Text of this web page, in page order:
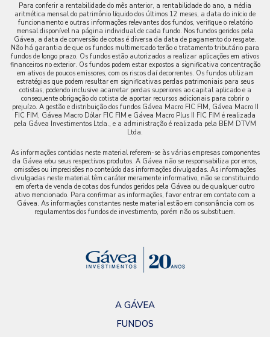
Para conferir a rentabilidade do mês anterior, a rentabilidade do ano, a média
aritmética mensal do patrimônio líquido dos últimos 12 meses, a data do início de
funcionamento e outras informações relevantes dos fundos, verifique o relatório
mensal disponível na página individual de cada fundo. Nos fundos geridos pela
Gávea, a data de conversão de cotas é diversa da data de pagamento do resgate.
Não há garantia de que os fundos multimercado terão o tratamento tributário para
fundos de longo prazo. Os fundos estão autorizados a realizar aplicações em ativos
financeiros no exterior. Os fundos podem estar expostos a significativa concentração
em ativos de poucos emissores, com os riscos daí decorrentes. Os fundos utilizam
estratégias que podem resultar em significativas perdas patrimoniais para seus
cotistas, podendo inclusive acarretar perdas superiores ao capital aplicado e a
consequente obrigação do cotista de aportar recursos adicionais para cobrir o
prejuízo. A gestão e distribuição dos fundos Gávea Macro FIC FIM, Gávea Macro II
FIC FIM, Gávea Macro Dólar FIC FIM e Gávea Macro Plus II FIC FIM é realizada
pela Gávea Investimentos Ltda., e a administração é realizada pela BEM DTVM
Ltda.
As informações contidas neste material referem-se às várias empresas componentes
da Gávea e/ou seus respectivos produtos. A Gávea não se responsabiliza por erros,
omissões ou imprecisões no conteúdo das informações divulgadas. As informações
divulgadas neste material têm caráter meramente informativo, não se constituindo
em oferta de venda de cotas dos fundos geridos pela Gávea ou de qualquer outro
ativo mencionado. Para confirmar as informações, favor entrar em contato com a
Gávea. As informações constantes neste material estão em consonância com os
regulamentos dos fundos de investimento, porém não os substituem.
A GÁVEA
FUNDOS